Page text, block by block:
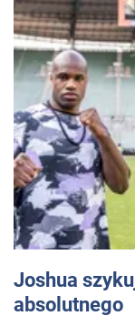
Joshua
absolutnego